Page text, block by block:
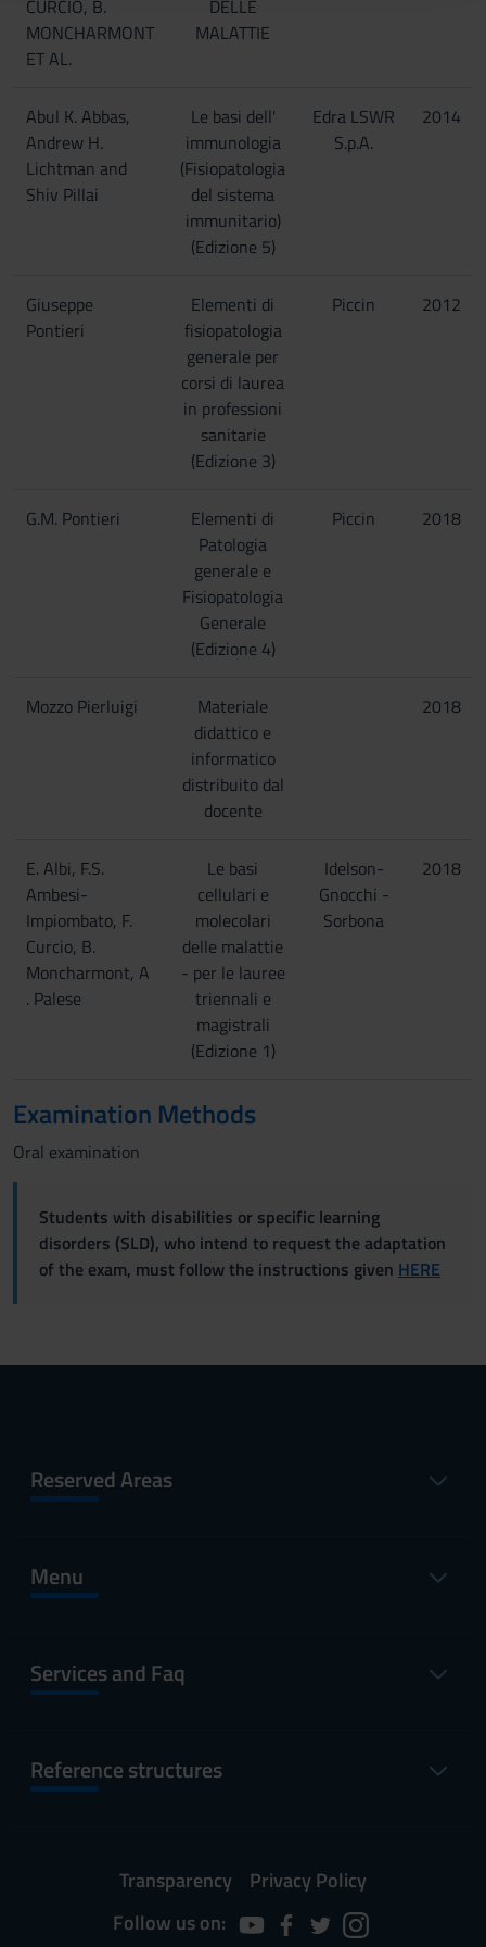
raccolto dal tuo utilizzo dei loro servizi.
CURCIO, B.
MONCHARMONT
ET AL.
DELLE
MALATTIE
Abul K. Abbas,
Andrew H.
Lichtman and
Shiv Pillai
Le basi dell'
immunologia
(Fisiopatologia
del sistema
immunitario)
(Edizione 5)
Edra LSWR
S.p.A.
2014
Giuseppe
Pontieri
Elementi di
fisiopatologia
generale per
corsi di laurea
in professioni
sanitarie
(Edizione 3)
Piccin 2012
G.M. Pontieri
Elementi di
Patologia
generale e
Fisiopatologia
Generale
(Edizione 4)
Piccin 2018
Mozzo Pierluigi
Materiale
didattico e
informatico
distribuito dal
docente
2018
E. Albi, F.S.
Ambesi-
Impiombato, F.
Curcio, B.
Moncharmont, A
. Palese
Le basi
cellulari e
molecolari
delle malattie
- per le lauree
triennali e
magistrali
(Edizione 1)
Idelson-
Gnocchi -
Sorbona
2018
Examination Methods
Oral examination
Students with disabilities or specific learning
disorders (SLD), who intend to request the adaptation
of the exam, must follow the instructions given HERE
Reserved Areas
Menu
Services and Faq
Reference structures
Transparency
Privacy Policy
Follow us on: